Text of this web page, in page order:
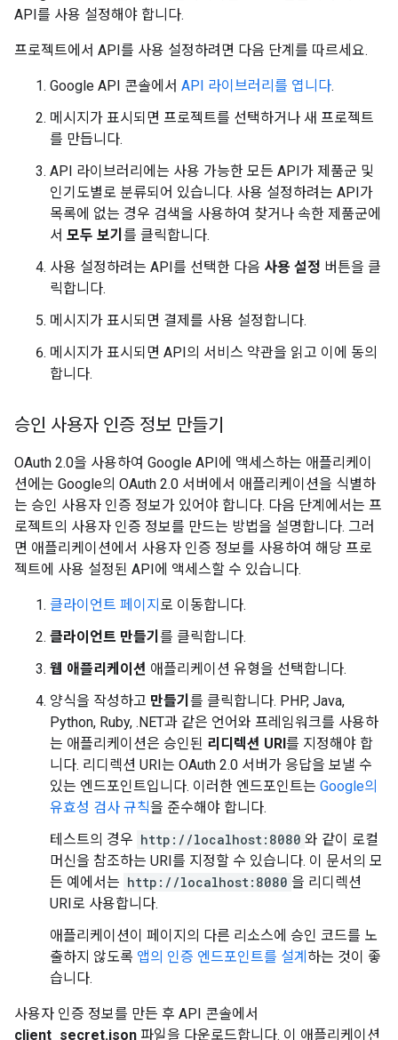
API를 사용 설정해야 합니다.
프로젝트에서 API를 사용 설정하려면 다음 단계를 따르세요.
Google API 콘솔에서 API 라이브러리를 엽니다.
메시지가 표시되면 프로젝트를 선택하거나 새 프로젝트
를 만듭니다.
API 라이브러리에는 사용 가능한 모든 API가 제품군 및
인기도별로 분류되어 있습니다. 사용 설정하려는 API가
목록에 없는 경우 검색을 사용하여 찾거나 속한 제품군에
서 모두 보기 를 클릭합니다.
사용 설정하려는 API를 선택한 다음 사용 설정 버튼을 클
릭합니다.
메시지가 표시되면 결제를 사용 설정합니다.
메시지가 표시되면 API의 서비스 약관을 읽고 이에 동의
합니다.
승인 사용자 인증 정보 만들기
OAuth 2.0을 사용하여 Google API에 액세스하는 애플리케이
션에는 Google의 OAuth 2.0 서버에서 애플리케이션을 식별하
는 승인 사용자 인증 정보가 있어야 합니다. 다음 단계에서는 프
로젝트의 사용자 인증 정보를 만드는 방법을 설명합니다. 그러
면 애플리케이션에서 사용자 인증 정보를 사용하여 해당 프로
젝트에 사용 설정된 API에 액세스할 수 있습니다.
클라이언트 페이지 로 이동합니다.
클라이언트 만들기 를 클릭합니다.
웹 애플리케이션 애플리케이션 유형을 선택합니다.
양식을 작성하고 만들기 를 클릭합니다. PHP, Java,
Python, Ruby, .NET과 같은 언어와 프레임워크를 사용하
는 애플리케이션은 승인된 리디렉션 URI를 지정해야 합
니다. 리디렉션 URI는 OAuth 2.0 서버가 응답을 보낼 수
있는 엔드포인트입니다. 이러한 엔드포인트는 Google의
유효성 검사 규칙을 준수해야 합니다.
테스트의 경우 http://localhost:8080 와 같이 로컬
머신을 참조하는 URI를 지정할 수 있습니다. 이 문서의 모
든 예에서는 http://localhost:8080 을 리디렉션
URI로 사용합니다.
애플리케이션이 페이지의 다른 리소스에 승인 코드를 노
출하지 않도록 앱의 인증 엔드포인트를 설계 하는 것이 좋
습니다.
사용자 인증 정보를 만든 후 API 콘솔에서
client_secret.json 파일을 다운로드합니다. 이 애플리케이션